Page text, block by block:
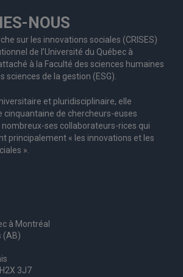
NOUS
sur les innovations sociales (CRISES)
de l’Université du Québec à
à la Faculté des sciences humaines
sciences de la gestion (ESG).
et pluridisciplinaire, elle
cinquantaine de chercheurs-euses
nombreux-ses collaborateurs-rices qui
principalement « les innovations et les
».
à Montréal
(AB)
3J7